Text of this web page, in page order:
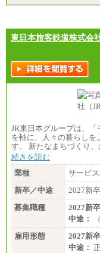
東日本旅客鉄道株式会
JR東日本グループは、
を軸に、人々の暮らしを
す。 新たなまちづくり
続きを読む
業種
サービ
新卒／中途
2027新
募集職種
2027新卒
中途：
雇用形態
2027新卒
中途：